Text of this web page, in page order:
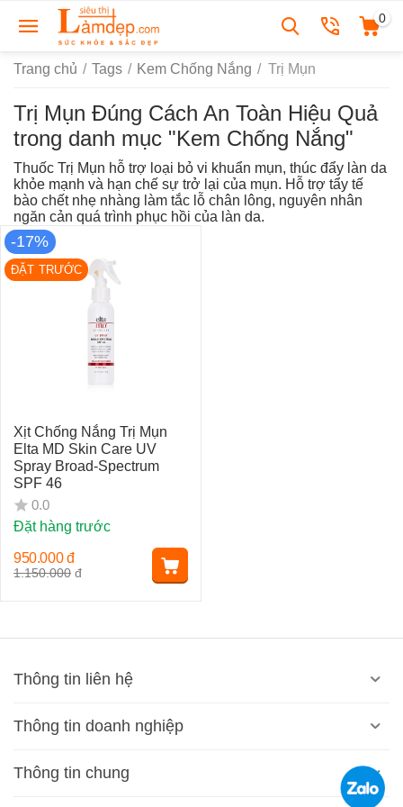
0
Trang chủ / Tags / Kem Chống Nắng / Trị Mụn
Trị Mụn Đúng Cách An Toàn Hiệu Quả
trong danh mục "Kem Chống Nắng"
Thuốc Trị Mụn hỗ trợ loại bỏ vi khuẩn mụn, thúc đẩy làn da
khỏe mạnh và hạn chế sự trở lại của mụn. Hỗ trợ tẩy tế
bào chết nhẹ nhàng làm tắc lỗ chân lông, nguyên nhân
ngăn cản quá trình phục hồi của làn da.
-17%
ĐẶT TRƯỚC
Xịt Chống Nắng Trị Mụn
Elta MD Skin Care UV
Spray Broad-Spectrum
SPF 46
0.0
Đặt hàng trước
1.150.000 đ
950.000 đ
Thông tin liên hệ
Thông tin doanh nghiệp
Thông tin chung